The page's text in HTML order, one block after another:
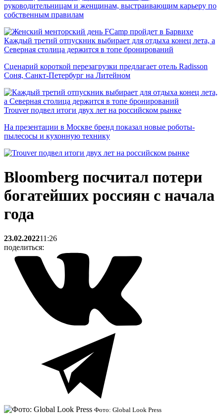
руководительницам и женщинам, выстраивающим карьеру по
собственным правилам
Каждый третий отпускник выбирает для отдыха конец лета, а
Северная столица держится в топе бронирований
Сценарий короткой перезагрузки предлагает отель Radisson
Соня, Санкт-Петербург на Литейном
Trouver подвел итоги двух лет на российском рынке
На презентации в Москве бренд показал новые роботы-
пылесосы и кухонную технику
Bloomberg посчитал потери
богатейших россиян с начала
года
23.02.202211:26
поделиться:
Фото: Global Look Press